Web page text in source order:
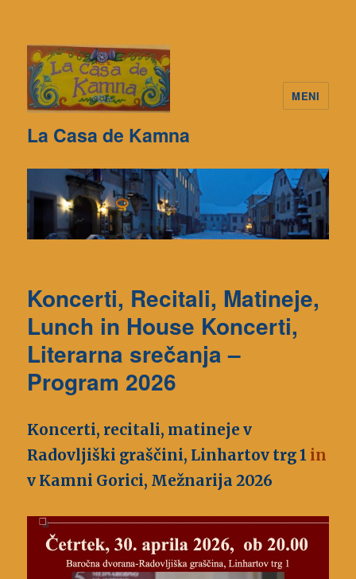
La Casa de Kamna
MENI
Koncerti, Recitali, Matineje,
Lunch in House Koncerti,
Literarna srečanja –
Program 2026
Koncerti, recitali, matineje v
Radovljiški graščini, Linhartov trg 1 in
v Kamni Gorici, Mežnarija 2026